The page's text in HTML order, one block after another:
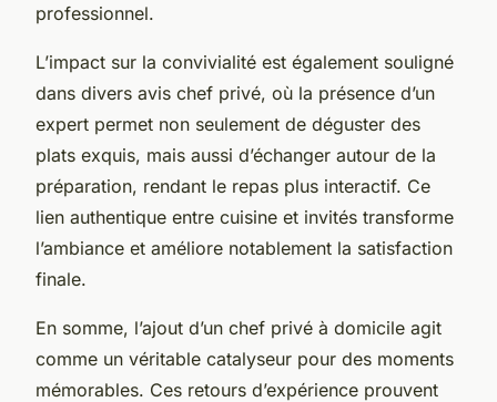
professionnel.
L’impact sur la convivialité est également souligné
dans divers avis chef privé, où la présence d’un
expert permet non seulement de déguster des
plats exquis, mais aussi d’échanger autour de la
préparation, rendant le repas plus interactif. Ce
lien authentique entre cuisine et invités transforme
l’ambiance et améliore notablement la satisfaction
finale.
En somme, l’ajout d’un chef privé à domicile agit
comme un véritable catalyseur pour des moments
mémorables. Ces retours d’expérience prouvent